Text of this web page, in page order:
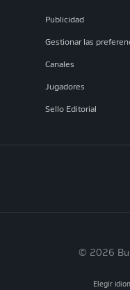
Publicidad
Gestionar las
Canales
Jugadores
Sello Editorial
© 2026
Elegir